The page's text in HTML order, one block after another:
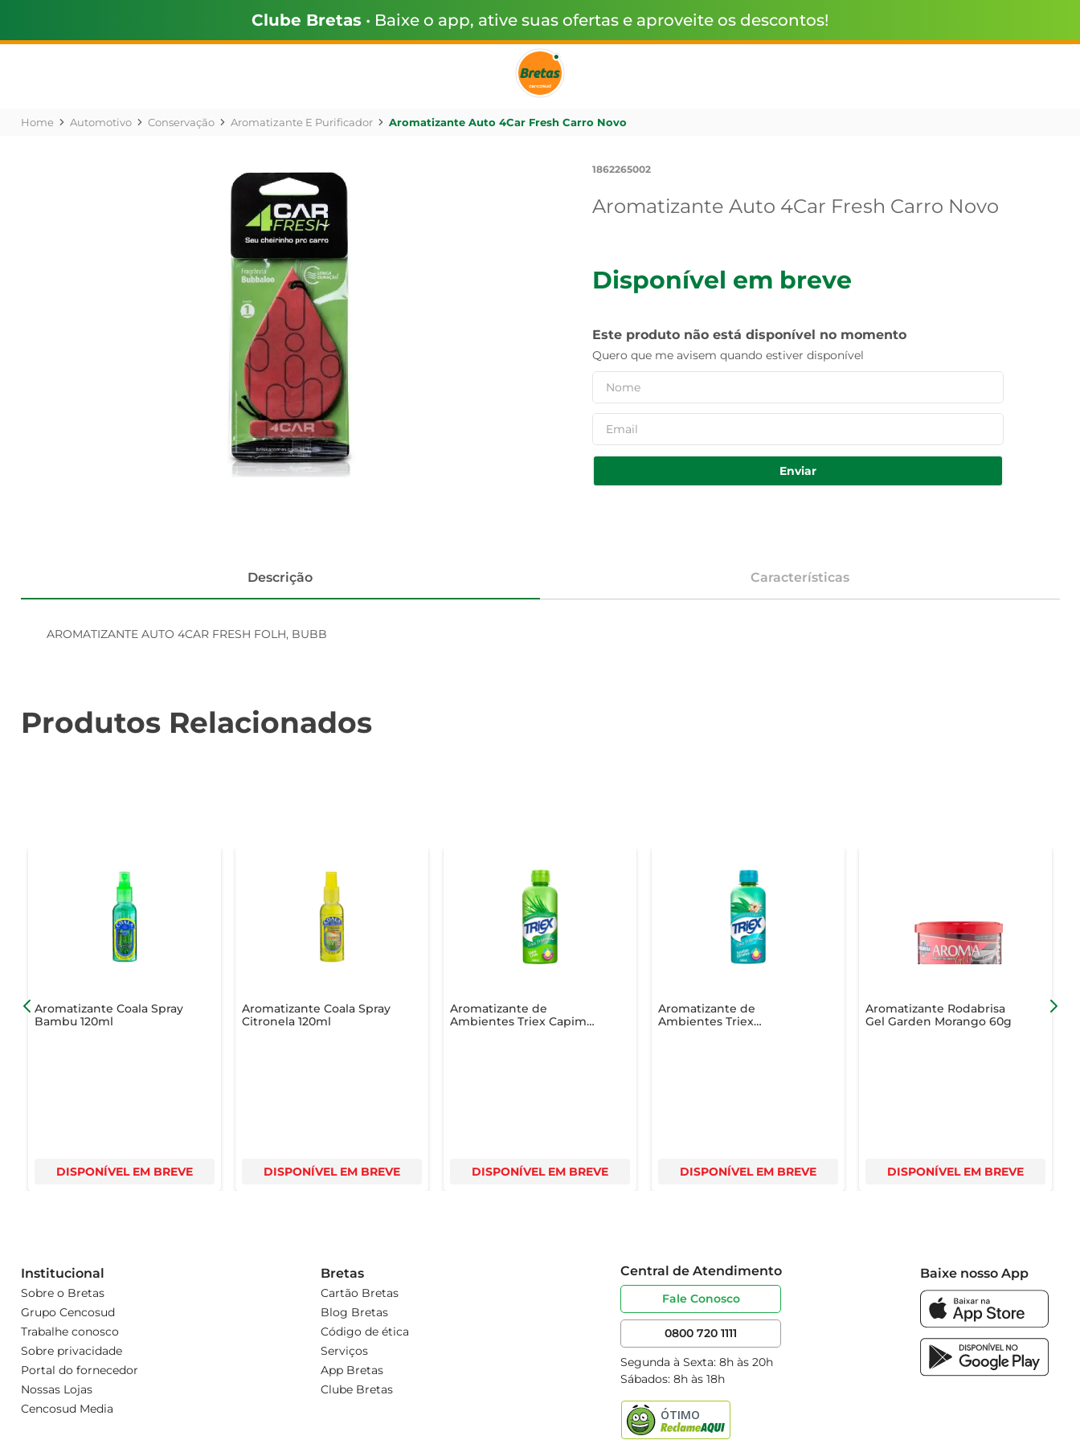
Clube Bretas • Baixe o app, ative suas ofertas e aproveite os descontos!
Automotivo Conservação Aromatizante E Purificador Aromatizante Auto 4Car Fresh Carro Novo
1862265002
Aromatizante Auto 4Car Fresh Carro Novo
Disponível em breve
Este produto não está disponível no momento
Quero que me avisem quando estiver disponível
Enviar
Descrição Características
AROMATIZANTE AUTO 4CAR FRESH FOLH, BUBB
Produtos Relacionados
Aromatizante Coala Spray
Bambu 120ml
DISPONÍVEL EM BREVE
Aromatizante Coala Spray
Citronela 120ml
DISPONÍVEL EM BREVE
Aromatizante de
Ambientes Triex Capim
DISPONÍVEL EM BREVE
Aromatizante de
Ambientes Triex
DISPONÍVEL EM BREVE
Aromatizante Rodabrisa
Gel Garden Morango 60g
DISPONÍVEL EM BREVE
Institucional
Sobre o Bretas
Grupo Cencosud
Trabalhe conosco
Sobre privacidade
Portal do fornecedor
Nossas Lojas
Cencosud Media
Bretas
Cartão Bretas
Blog Bretas
Código de ética
Serviços
App Bretas
Clube Bretas
Central de Atendimento
Fale Conosco
0800 720 1111
Segunda à Sexta: 8h às 20h
Sábados: 8h às 18h
Baixe nosso App